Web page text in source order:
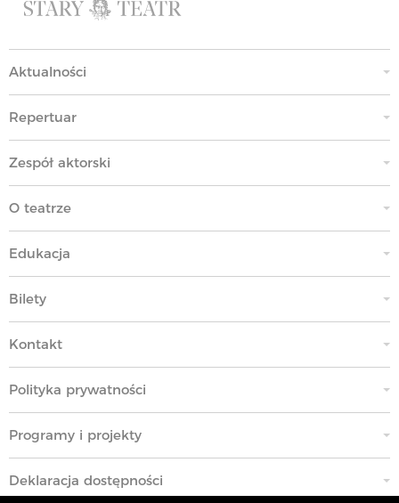
Aktualności
Repertuar
Zespół aktorski
O teatrze
Edukacja
Bilety
Kontakt
Polityka prywatności
Programy i projekty
Deklaracja dostępności